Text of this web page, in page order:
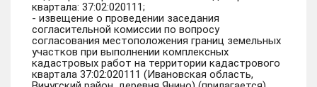
квартала: 37:02:020111;
- извещение о проведении заседания
согласительной комиссии по вопросу
согласования местоположения границ земельных
участков при выполнении комплексных
кадастровых работ на территории кадастрового
квартала 37:02:020111 (Ивановская область,